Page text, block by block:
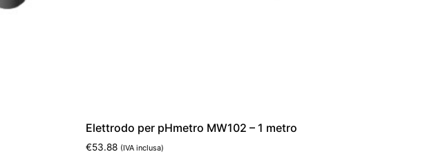
Elettrodo per pHmetro MW102 – 1 metro
€53.88 (IVA inclusa)